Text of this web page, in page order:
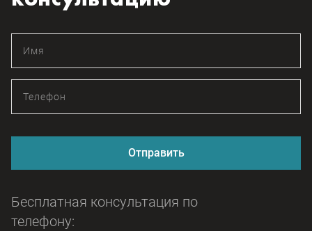
Отправить
Бесплатная консультация по
телефону: